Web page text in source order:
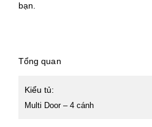
bạn.
Tổng quan
Kiểu tủ:
Multi Door – 4 cánh